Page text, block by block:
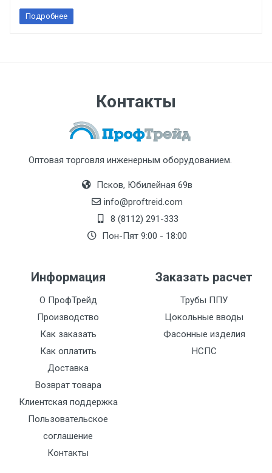
Подробнее
Контакты
Оптовая торговля инженерным оборудованием.
Псков, Юбилейная 69в
info@proftreid.com
8 (8112) 291-333
Пон-Пят 9:00 - 18:00
Информация
О ПрофТрейд
Производство
Как заказать
Как оплатить
Доставка
Возврат товара
Клиентская поддержка
Пользовательское
соглашение
Контакты
Заказать расчет
Трубы ППУ
Цокольные вводы
Фасонные изделия
НСПС